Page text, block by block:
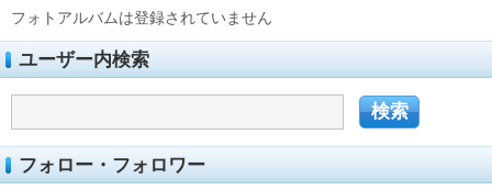
フォトアルバムは登録されていません
ユーザー内検索
フォロー・フォロワー